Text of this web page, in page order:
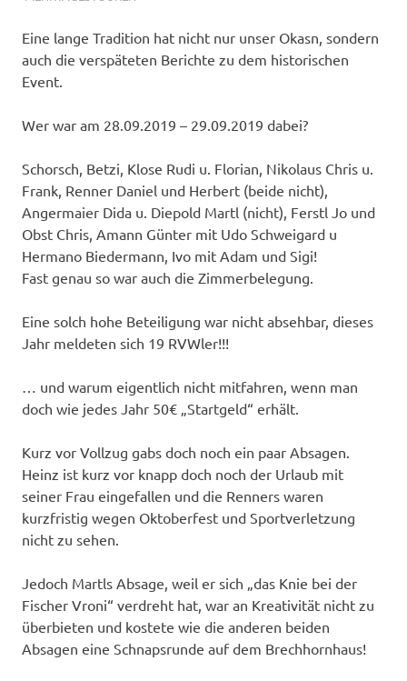
Eine lange Tradition hat nicht nur unser Okasn, sondern
auch die verspäteten Berichte zu dem historischen
Event.
Wer war am 28.09.2019 – 29.09.2019 dabei?
Schorsch, Betzi, Klose Rudi u. Florian, Nikolaus Chris u.
Frank, Renner Daniel und Herbert (beide nicht),
Angermaier Dida u. Diepold Martl (nicht), Ferstl Jo und
Obst Chris, Amann Günter mit Udo Schweigard u
Hermano Biedermann, Ivo mit Adam und Sigi!
Fast genau so war auch die Zimmerbelegung.
Eine solch hohe Beteiligung war nicht absehbar, dieses
Jahr meldeten sich 19 RVWler!!!
… und warum eigentlich nicht mitfahren, wenn man
doch wie jedes Jahr 50€ „Startgeld“ erhält.
Kurz vor Vollzug gabs doch noch ein paar Absagen.
Heinz ist kurz vor knapp doch noch der Urlaub mit
seiner Frau eingefallen und die Renners waren
kurzfristig wegen Oktoberfest und Sportverletzung
nicht zu sehen.
Jedoch Martls Absage, weil er sich „das Knie bei der
Fischer Vroni“ verdreht hat, war an Kreativität nicht zu
überbieten und kostete wie die anderen beiden
Absagen eine Schnapsrunde auf dem Brechhornhaus!